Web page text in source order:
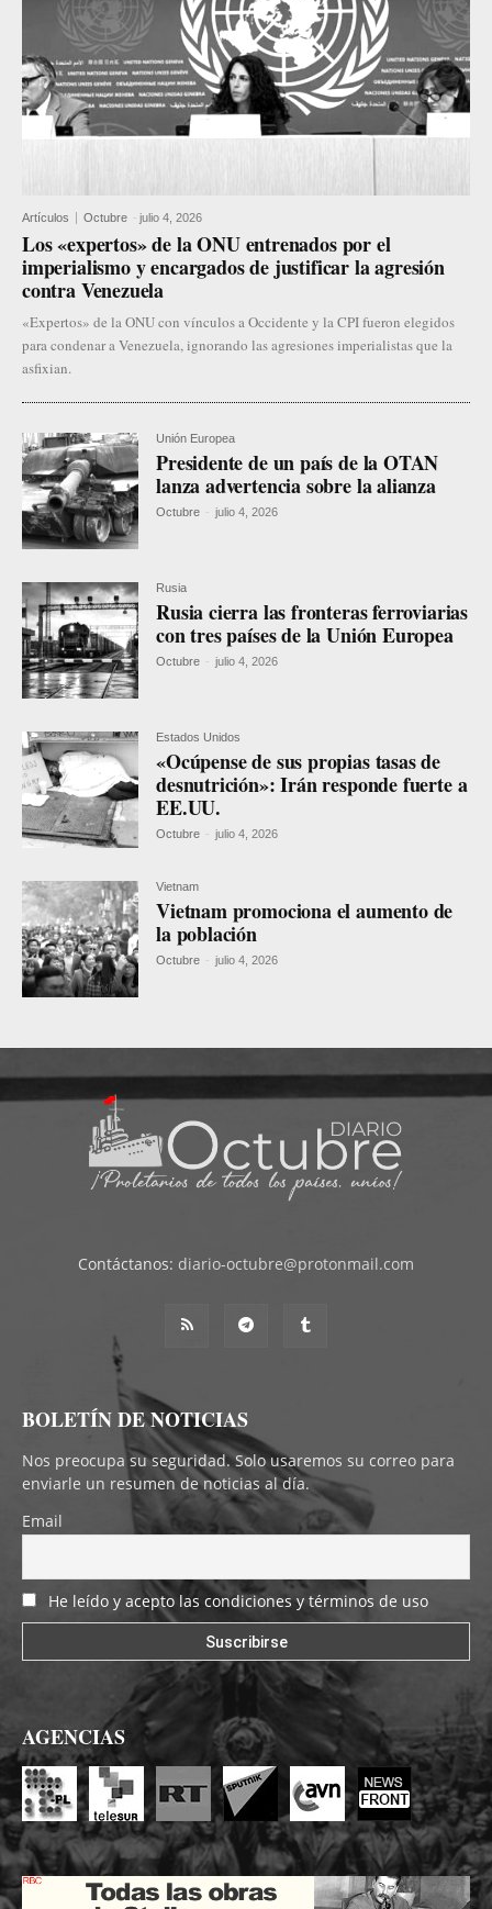
Artículos Octubre - julio 4, 2026
Los «expertos» de la ONU entrenados por el
imperialismo y encargados de justificar la agresión
contra Venezuela
«Expertos» de la ONU con vínculos a Occidente y la CPI fueron elegidos
para condenar a Venezuela, ignorando las agresiones imperialistas que la
asfixian.
Unión Europea
Presidente de un país de la OTAN
lanza advertencia sobre la alianza
Octubre - julio 4, 2026
Rusia
Rusia cierra las fronteras ferroviarias
con tres países de la Unión Europea
Octubre - julio 4, 2026
Estados Unidos
«Ocúpense de sus propias tasas de
desnutrición»: Irán responde fuerte a
EE.UU.
Octubre - julio 4, 2026
Vietnam
Vietnam promociona el aumento de
la población
Octubre - julio 4, 2026
Contáctanos: diario-octubre@protonmail.com
BOLETÍN DE NOTICIAS
Nos preocupa su seguridad. Solo usaremos su correo para
enviarle un resumen de noticias al día.
Email
He leído y acepto las condiciones y términos de uso
AGENCIAS